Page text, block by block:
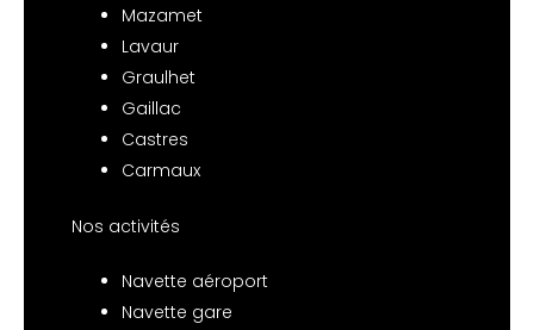
Mazamet
Lavaur
Graulhet
Gaillac
Castres
Carmaux
Nos activités
Navette aéroport
Navette gare